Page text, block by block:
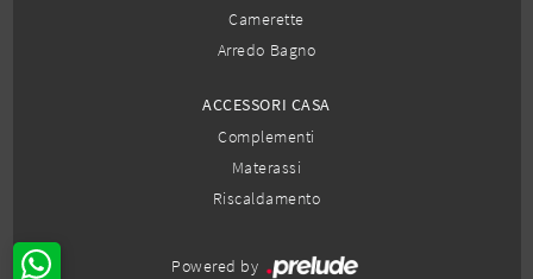
Camerette
Arredo Bagno
ACCESSORI CASA
Complementi
Materassi
Riscaldamento
Powered by